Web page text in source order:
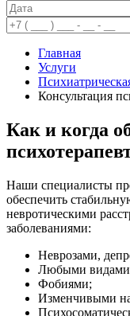
Главная
Услуги
Консультация
Как и когда
Наши специалисты
обеспечить
невротическими
заболеваниями:
Неврозами,
Любыми видами
Фобиями;
Изменчивыми